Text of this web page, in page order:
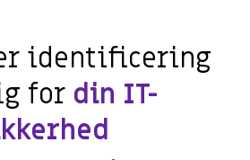
identificering
for din IT-